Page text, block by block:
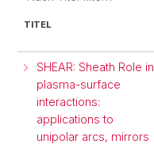
TITEL
SHEAR: Sheath Role in
plasma-surface
interactions:
applications to
unipolar arcs, mirrors